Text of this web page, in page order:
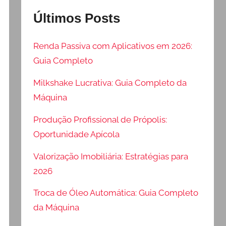
Últimos Posts
Renda Passiva com Aplicativos em 2026:
Guia Completo
Milkshake Lucrativa: Guia Completo da
Máquina
Produção Profissional de Própolis:
Oportunidade Apícola
Valorização Imobiliária: Estratégias para
2026
Troca de Óleo Automática: Guia Completo
da Máquina